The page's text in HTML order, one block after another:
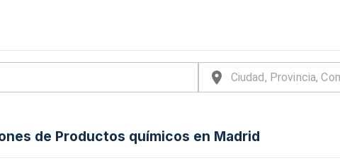
de Productos químicos en Madrid